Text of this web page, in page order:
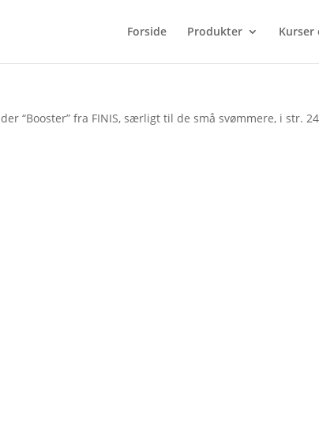
Forside Produkter Kurser
“Booster” fra FINIS, særligt til de små svømmere, i str.